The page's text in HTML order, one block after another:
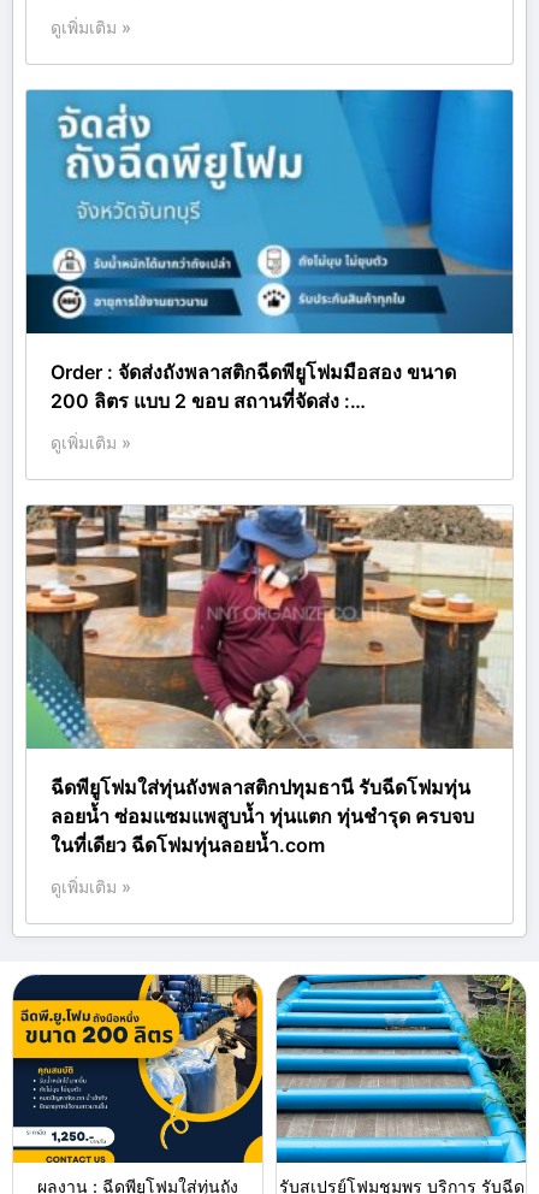
ดูเพิ่มเติม »
Order : จัดส่งถังพลาสติกฉีดพียูโฟมมือสอง ขนาด
200 ลิตร แบบ 2 ขอบ สถานที่จัดส่ง :…
ดูเพิ่มเติม »
ฉีดพียูโฟมใส่ทุ่นถังพลาสติกปทุมธานี รับฉีดโฟมทุ่น
ลอยน้ำ ซ่อมแซมแพสูบน้ำ ทุ่นแตก ทุ่นชำรุด ครบจบ
ในที่เดียว ฉีดโฟมทุ่นลอยน้ำ.com
ดูเพิ่มเติม »
ผลงาน : ฉีดพียูโฟมใส่ทุ่นถัง รับสเปรย์โฟมชุมพร บริการ รับฉีด